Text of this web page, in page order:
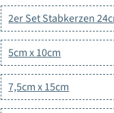
2er Set Stabkerzen
5cm x 10cm
7,5cm x 15cm